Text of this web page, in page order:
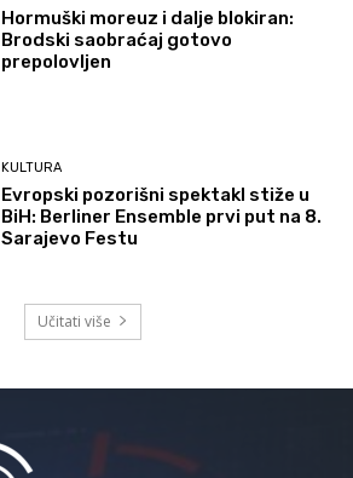
Hormuški moreuz i dalje blokiran:
Brodski saobraćaj gotovo
prepolovljen
KULTURA
Evropski pozorišni spektakl stiže u
BiH: Berliner Ensemble prvi put na 8.
Sarajevo Festu
Učitati više